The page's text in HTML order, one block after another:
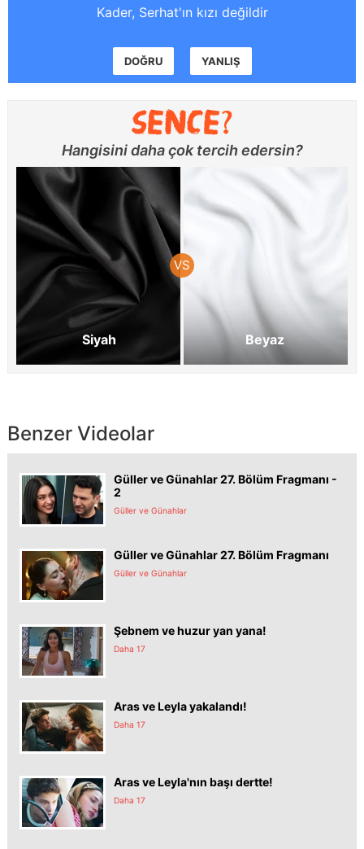
Kader, Serhat'ın kızı değildir
DOĞRU YANLIŞ
Hangisini daha çok tercih edersin?
Siyah Beyaz
Benzer Videolar
Güller ve Günahlar 27. Bölüm Fragmanı -
2
Güller ve Günahlar
Güller ve Günahlar 27. Bölüm Fragmanı
Güller ve Günahlar
Şebnem ve huzur yan yana!
Daha 17
Aras ve Leyla yakalandı!
Daha 17
Aras ve Leyla'nın başı dertte!
Daha 17